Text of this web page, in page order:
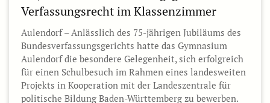
Verfassungsrecht im Klassenzimmer
Aulendorf – Anlässlich des 75-jährigen Jubiläums des
Bundesverfassungsgerichts hatte das Gymnasium
Aulendorf die besondere Gelegenheit, sich erfolgreich
für einen Schulbesuch im Rahmen eines landesweiten
Projekts in Kooperation mit der Landeszentrale für
politische Bildung Baden-Württemberg zu bewerben.